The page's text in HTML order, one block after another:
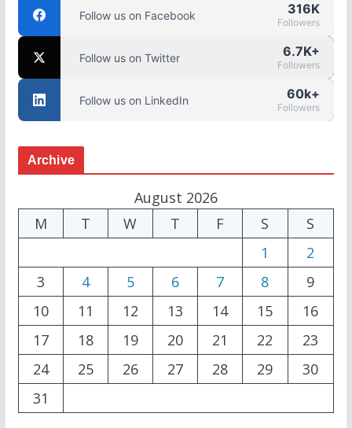
Follow us on Facebook 316K
Followers
Follow us on Twitter 6.7K+
Followers
Follow us on LinkedIn 60k+
Followers
Archive
August 2026
M
T W T F S
S
1
2
3
4 5 6 7 8
9
10
11 12 13 14 15
16
17
18 19 20 21 22
23
24
25 26 27 28 29
30
31